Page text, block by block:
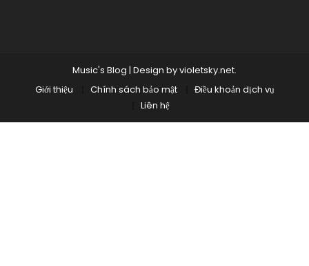
Music's Blog | Design byvioletsky.net.
Giới thiệu
Chính sách bảo mật
Điều khoản dịch vụ
Liên hệ